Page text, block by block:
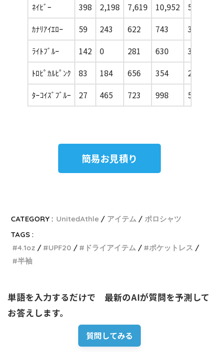
ﾈｲﾋﾞｰ
398 2,198 7,619 10,952 5,587
ｶﾅﾘｱｲｴﾛｰ
59 243 622 743 374
ﾗｲﾄﾌﾞﾙｰ
142 0 281 630 335
ﾄﾛﾋﾟｶﾙﾋﾟﾝｸ
83 184 656 354 252
ﾀｰｺｲｽﾞﾌﾞﾙｰ
27 465 723 998 511
簡易お見積り
CATEGORY : UnitedAthle アイテム
ポロシャツ
TAGS :
4.1oz
UPF20 ドライアイテム
ポケットレス
半袖
単語を入力するだけで　最新のAIが質問を予測して
お答えします。
質問してみる